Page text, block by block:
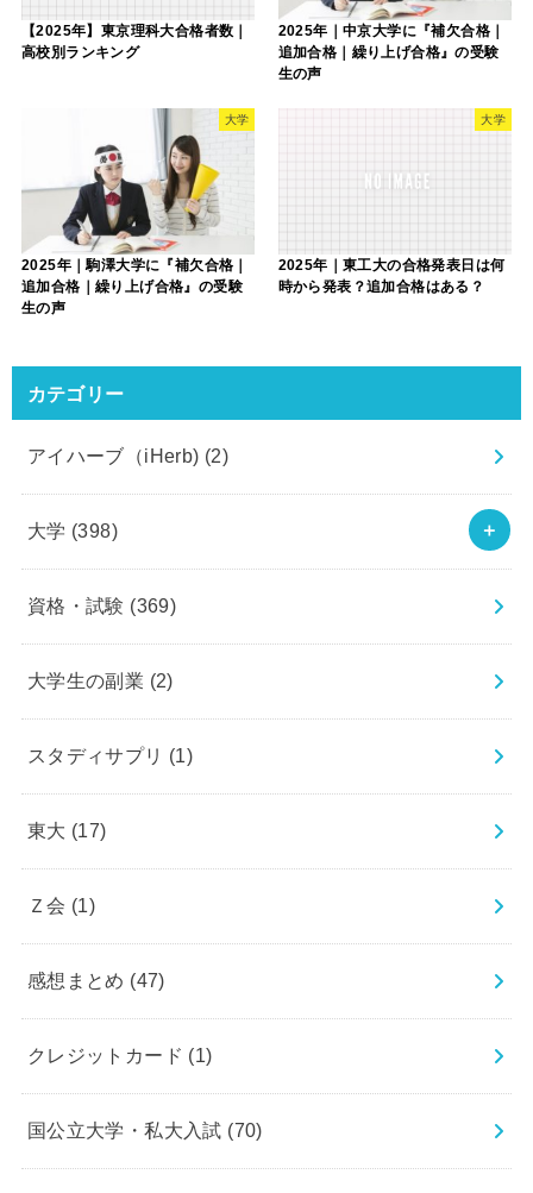
【2025年】東京理科大合格者数｜
高校別ランキング
2025年｜中京大学に『補欠合格｜
追加合格｜繰り上げ合格』の受験
生の声
大学
2025年｜駒澤大学に『補欠合格｜
追加合格｜繰り上げ合格』の受験
生の声
大学
2025年｜東工大の合格発表日は何
時から発表？追加合格はある？
カテゴリー
アイハーブ（iHerb) (2)
大学 (398)
資格・試験 (369)
大学生の副業 (2)
スタディサプリ (1)
東大 (17)
Ｚ会 (1)
感想まとめ (47)
クレジットカード (1)
国公立大学・私大入試 (70)